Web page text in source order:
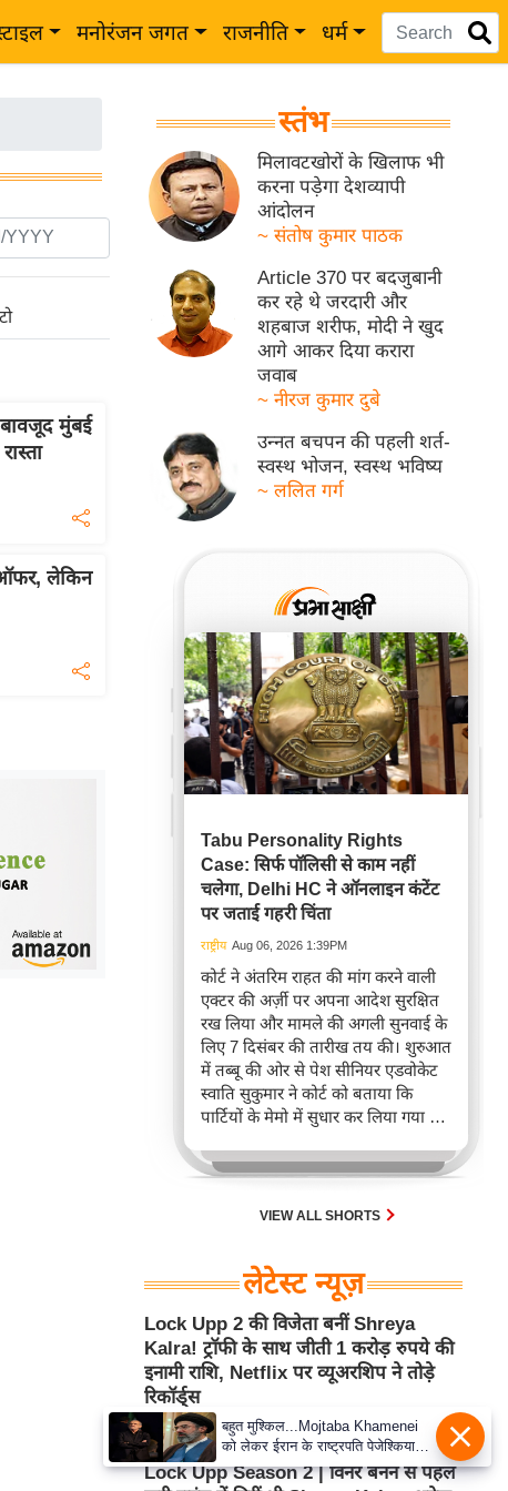
मनोरंजन जगत राजनीति धर्म
मुंबई
ऑफर, लेकिन
स्तंभ
मिलावटखोरों के खिलाफ भी
करना पड़ेगा देशव्यापी
आंदोलन
~ संतोष कुमार पाठक
Article 370 पर बदजुबानी
कर रहे थे जरदारी और
शहबाज शरीफ, मोदी ने खुद
आगे आकर दिया करारा
जवाब
~ नीरज कुमार दुबे
उन्नत बचपन की पहली शर्त-
स्वस्थ भोजन, स्वस्थ भविष्य
~ ललित गर्ग
Tabu Personality Rights
Case: सिर्फ पॉलिसी से काम नहीं
चलेगा, Delhi HC ने ऑनलाइन कंटेंट
पर जताई गहरी चिंता
राष्ट्रीय Aug 06, 2026 1:39PM
कोर्ट ने अंतरिम राहत की मांग करने वाली
एक्टर की अर्ज़ी पर अपना आदेश सुरक्षित
रख लिया और मामले की अगली सुनवाई के
लिए 7 दिसंबर की तारीख तय की। शुरुआत
में तब्बू की ओर से पेश सीनियर एडवोकेट
स्वाति सुकुमार ने कोर्ट को बताया कि
पार्टियों के मेमो में सुधार कर लिया गया है
मीडिया इंटरमीडियरीज़ की सही पहचान
VIEW ALL SHORTS
लेटेस्ट न्यूज़
Lock Upp 2 की विजेता बनीं Shreya
Kalra! ट्रॉफी के साथ जीती 1 करोड़ रुपये की
इनामी राशि, Netflix पर व्यूअरशिप ने तोड़े
रिकॉर्ड्स
Aug 06, 2026 2:00PM बॉलीवुड
Lock Upp Season 2 | विनर बनने से पहले
बहुत मुश्किल...Mojtaba Khamenei
को लेकर ईरान के राष्ट्रपति पेजेश्कियान
ने क्या बड़ा खुलासा किया?